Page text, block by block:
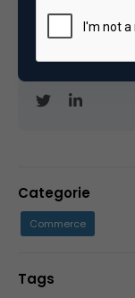
vaak als
Auteur van
Eén van de
Categorie
Commerce
Tags